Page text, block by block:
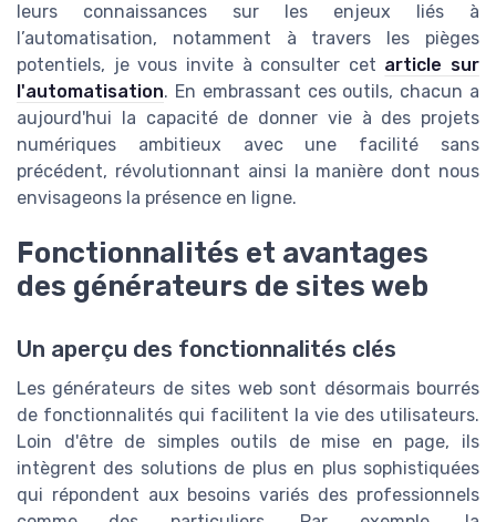
leurs connaissances sur les enjeux liés à
l’automatisation, notamment à travers les pièges
potentiels, je vous invite à consulter cet article sur
l'automatisation. En embrassant ces outils, chacun a
aujourd'hui la capacité de donner vie à des projets
numériques ambitieux avec une facilité sans
précédent, révolutionnant ainsi la manière dont nous
envisageons la présence en ligne.
Fonctionnalités et avantages
des générateurs de sites web
Un aperçu des fonctionnalités clés
Les générateurs de sites web sont désormais bourrés
de fonctionnalités qui facilitent la vie des utilisateurs.
Loin d'être de simples outils de mise en page, ils
intègrent des solutions de plus en plus sophistiquées
qui répondent aux besoins variés des professionnels